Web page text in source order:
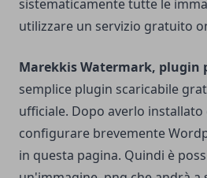
sistematicamente tutte le
utilizzare un servizio gratuito
Marekkis Watermark, plugin
semplice plugin scaricabile
ufficiale. Dopo averlo
configurare brevemente
in questa pagina. Quindi è